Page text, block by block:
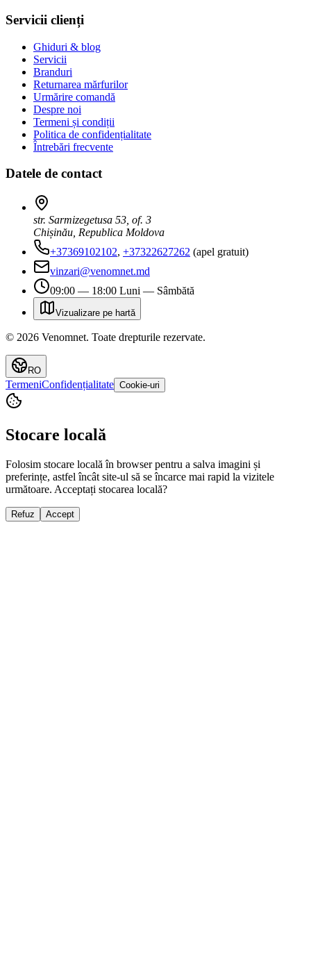
Servicii clienți
Ghiduri & blog
Servicii
Branduri
Returnarea mărfurilor
Urmărire comandă
Despre noi
Termeni și condiții
Politica de confidențialitate
Întrebări frecvente
Datele de contact
str. Sarmizegetusa 53, of. 3
Chișinău, Republica Moldova
+37369102102, +37322627262 (apel gratuit)
vinzari@venomnet.md
09:00 — 18:00 Luni — Sâmbătă
Vizualizare pe hartă
© 2026 Venomnet. Toate drepturile rezervate.
RO
TermeniConfidențialitate Cookie-uri
Stocare locală
Folosim stocare locală în browser pentru a salva imagini și
preferințe, astfel încât site-ul să se încarce mai rapid la vizitele
următoare. Acceptați stocarea locală?
Refuz Accept